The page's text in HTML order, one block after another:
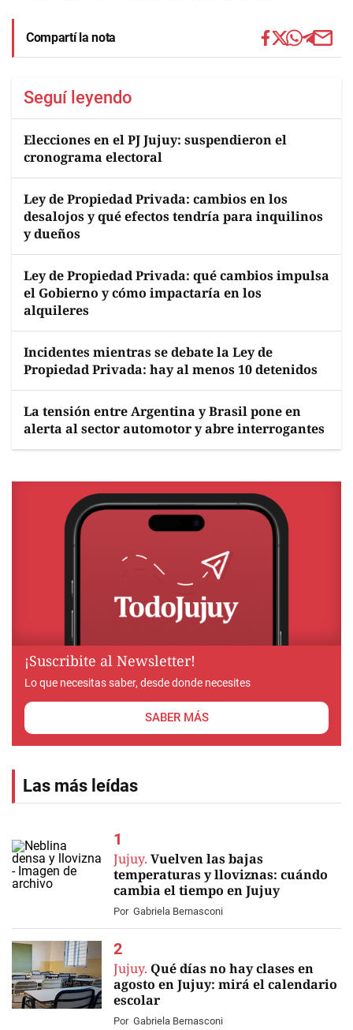
Compartí la nota
Seguí leyendo
Elecciones en el PJ Jujuy: suspendieron el
cronograma electoral
Ley de Propiedad Privada: cambios en los
desalojos y qué efectos tendría para inquilinos
y dueños
Ley de Propiedad Privada: qué cambios impulsa
el Gobierno y cómo impactaría en los
alquileres
Incidentes mientras se debate la Ley de
Propiedad Privada: hay al menos 10 detenidos
La tensión entre Argentina y Brasil pone en
alerta al sector automotor y abre interrogantes
¡Suscribite al Newsletter!
Lo que necesitas saber, desde donde necesites
SABER MÁS
Las más leídas
Jujuy. Vuelven las bajas
temperaturas y lloviznas: cuándo
cambia el tiempo en Jujuy
Por Gabriela Bernasconi
Jujuy. Qué días no hay clases en
agosto en Jujuy: mirá el calendario
escolar
Por Gabriela Bernasconi